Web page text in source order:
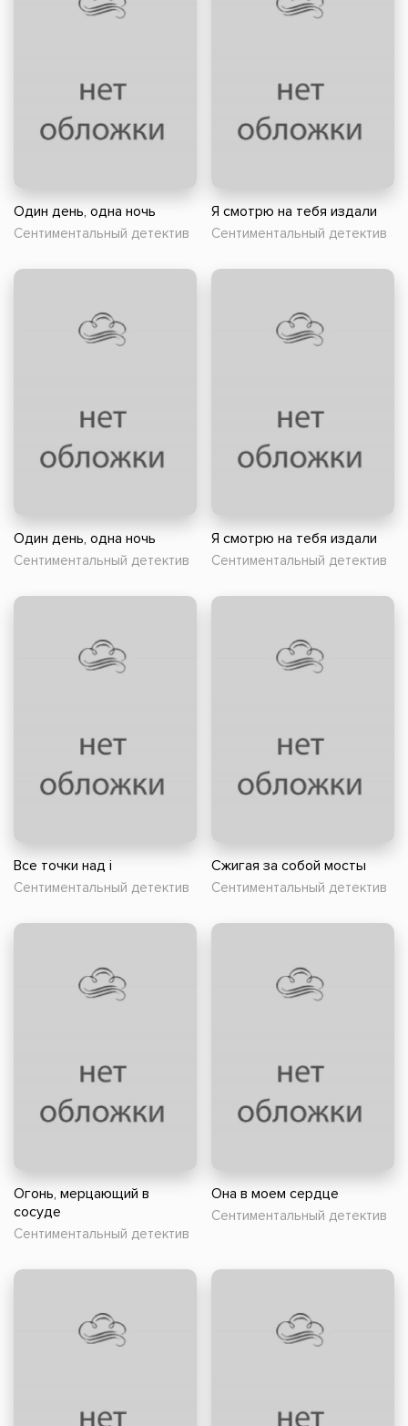
Один день, одна ночь
Сентиментальный детектив
Я смотрю на тебя издали
Сентиментальный детектив
Один день, одна ночь
Сентиментальный детектив
Я смотрю на тебя издали
Сентиментальный детектив
Все точки над i
Сентиментальный детектив
Сжигая за собой мосты
Сентиментальный детектив
Огонь, мерцающий в
сосуде
Сентиментальный детектив
Она в моем сердце
Сентиментальный детектив